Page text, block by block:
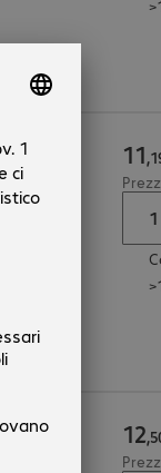
11,
12,